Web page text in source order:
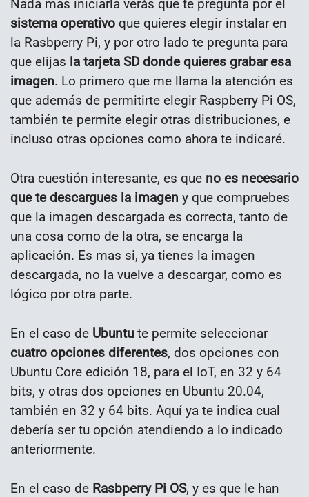
Nada mas iniciarla verás que te pregunta por el
sistema operativo que quieres elegir instalar en
la Rasbperry Pi, y por otro lado te pregunta para
que elijas la tarjeta SD donde quieres grabar esa
imagen. Lo primero que me llama la atención es
que además de permitirte elegir Raspberry Pi OS,
también te permite elegir otras distribuciones, e
incluso otras opciones como ahora te indicaré.
Otra cuestión interesante, es que no es necesario
que te descargues la imagen y que compruebes
que la imagen descargada es correcta, tanto de
una cosa como de la otra, se encarga la
aplicación. Es mas si, ya tienes la imagen
descargada, no la vuelve a descargar, como es
lógico por otra parte.
En el caso de Ubuntu te permite seleccionar
cuatro opciones diferentes, dos opciones con
Ubuntu Core edición 18, para el IoT, en 32 y 64
bits, y otras dos opciones en Ubuntu 20.04,
también en 32 y 64 bits. Aquí ya te indica cual
debería ser tu opción atendiendo a lo indicado
anteriormente.
En el caso de Rasbperry Pi OS, y es que le han